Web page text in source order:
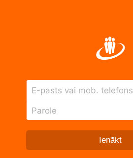
E-pasts vai mob. telefons
Parole
Ienākt